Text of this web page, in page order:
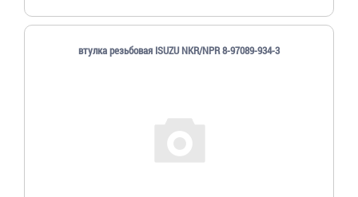
втулка резьбовая ISUZU NKR/NPR 8-97089-934-3